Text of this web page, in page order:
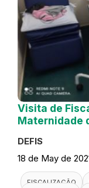
Visita de
Maternidade
DEFIS
18 de May de
FISCALIZAÇÃO